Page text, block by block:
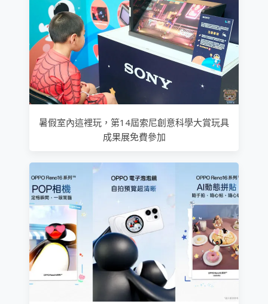
暑假室內這裡玩，第14屆索尼創意科學大賞玩具
成果展免費參加